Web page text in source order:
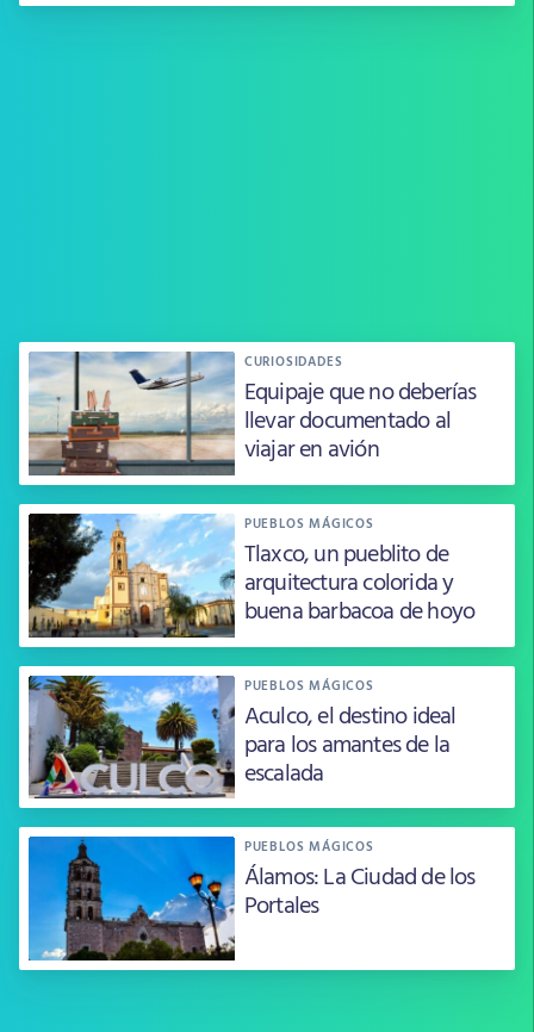
CURIOSIDADES
Equipaje que no deberías
llevar documentado al
viajar en avión
PUEBLOS MÁGICOS
Tlaxco, un pueblito de
arquitectura colorida y
buena barbacoa de hoyo
PUEBLOS MÁGICOS
Aculco, el destino ideal
para los amantes de la
escalada
PUEBLOS MÁGICOS
Álamos: La Ciudad de los
Portales